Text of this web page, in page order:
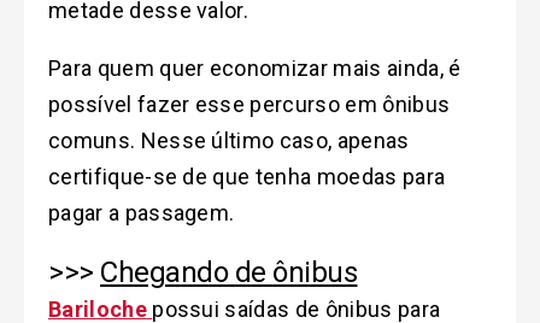
metade desse valor.
Para quem quer economizar mais ainda, é
possível fazer esse percurso em ônibus
comuns. Nesse último caso, apenas
certifique-se de que tenha moedas para
pagar a passagem.
>>> Chegando de ônibus
Bariloche possui saídas de ônibus para